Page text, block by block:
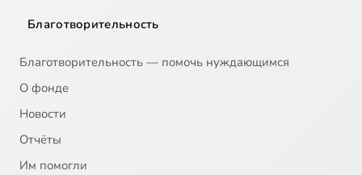
Благотворительность
Благотворительность — помочь нуждающимся
О фонде
Новости
Отчёты
Им помогли